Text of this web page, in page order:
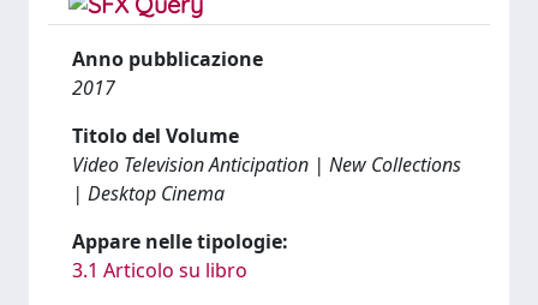
Anno pubblicazione
2017
Titolo del Volume
Video Television Anticipation | New Collections
| Desktop Cinema
Appare nelle tipologie:
3.1 Articolo su libro